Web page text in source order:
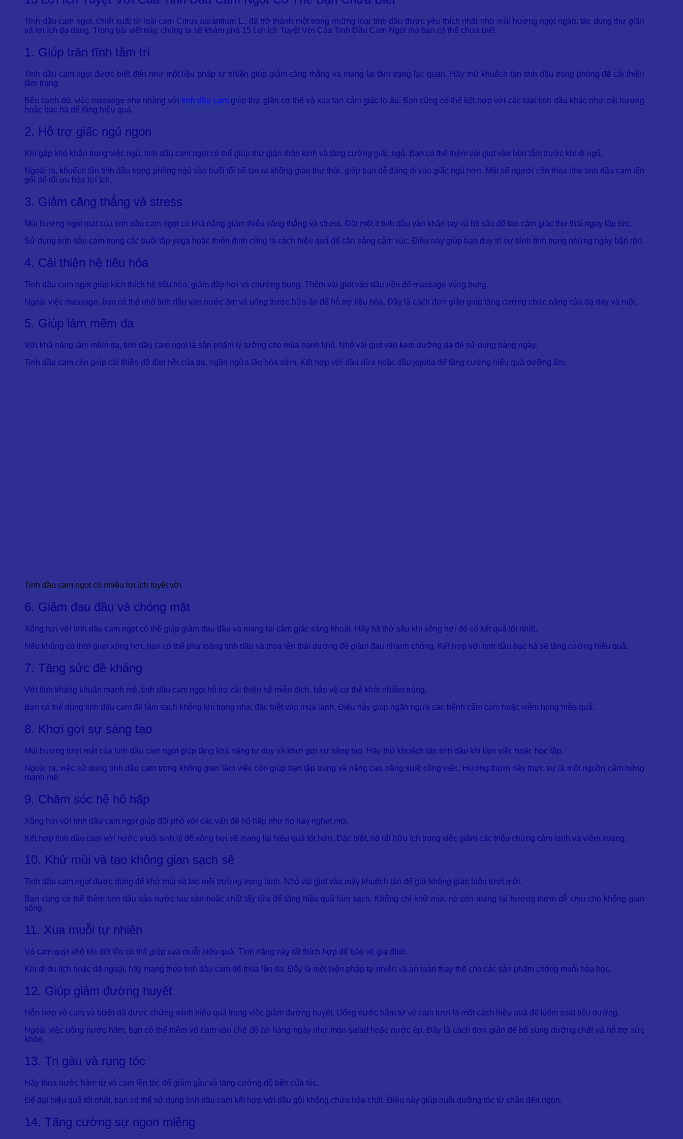
Tinh dầu cam ngọt, chiết xuất từ loài cam Citrus aurantium L., đã trở thành một trong những loại tinh dầu được yêu thích nhất nhờ mùi hương ngọt ngào, tác dụng thư giãn
và lợi ích đa dạng. Trong bài viết này, chúng ta sẽ khám phá 15 Lợi Ích Tuyệt Vời Của Tinh Dầu Cam Ngọt mà bạn có thể chưa biết.
1. Giúp trấn tĩnh tâm trí
Tinh dầu cam ngọt được biết đến như một liệu pháp tự nhiên giúp giảm căng thẳng và mang lại tâm trạng lạc quan. Hãy thử khuếch tán tinh dầu trong phòng để cải thiện
tâm trạng.
Bên cạnh đó, việc massage nhẹ nhàng với tinh dầu camgiúp thư giãn cơ thể và xua tan cảm giác lo âu. Bạn cũng có thể kết hợp với các loại tinh dầu khác như oải hương
hoặc bạc hà để tăng hiệu quả.
2. Hỗ trợ giấc ngủ ngon
Khi gặp khó khăn trong việc ngủ, tinh dầu cam ngọt có thể giúp thư giãn thần kinh và tăng cường giấc ngủ. Bạn có thể thêm vài giọt vào bồn tắm trước khi đi ngủ.
Ngoài ra, khuếch tán tinh dầu trong phòng ngủ vào buổi tối sẽ tạo ra không gian thư thái, giúp bạn dễ dàng đi vào giấc ngủ hơn. Một số người còn thoa nhẹ tinh dầu cam lên
gối để tối ưu hóa lợi ích.
3. Giảm căng thẳng và stress
Mùi hương ngọt mát của tinh dầu cam ngọt có khả năng giảm thiểu căng thẳng và stress. Đặt một ít tinh dầu vào khăn tay và hít sâu để tạo cảm giác thư thái ngay lập tức.
Sử dụng tinh dầu cam trong các buổi tập yoga hoặc thiền định cũng là cách hiệu quả để cân bằng cảm xúc. Điều này giúp bạn duy trì sự bình tĩnh trong những ngày bận rộn.
4. Cải thiện hệ tiêu hóa
Tinh dầu cam ngọt giúp kích thích hệ tiêu hóa, giảm đầy hơi và chướng bụng. Thêm vài giọt vào dầu nền để massage vùng bụng.
Ngoài việc massage, bạn có thể nhỏ tinh dầu vào nước ấm và uống trước bữa ăn để hỗ trợ tiêu hóa. Đây là cách đơn giản giúp tăng cường chức năng của dạ dày và ruột.
5. Giúp làm mềm da
Với khả năng làm mềm da, tinh dầu cam ngọt là sản phẩm lý tưởng cho mùa hanh khô. Nhỏ vài giọt vào kem dưỡng da để sử dụng hàng ngày.
Tinh dầu cam còn giúp cải thiện độ đàn hồi của da, ngăn ngừa lão hóa sớm. Kết hợp với dầu dừa hoặc dầu jojoba để tăng cường hiệu quả dưỡng ẩm.
Tinh dầu cam ngọt có nhiều lợi ích tuyệt vời
6. Giảm đau đầu và chóng mặt
Xông hơi với tinh dầu cam ngọt có thể giúp giảm đau đầu và mang lại cảm giác sảng khoái. Hãy hít thở sâu khi xông hơi để có kết quả tốt nhất.
Nếu không có thời gian xông hơi, bạn có thể pha loãng tinh dầu và thoa lên thái dương để giảm đau nhanh chóng. Kết hợp với tinh dầu bạc hà sẽ tăng cường hiệu quả.
7. Tăng sức đề kháng
Với tính kháng khuẩn mạnh mẽ, tinh dầu cam ngọt hỗ trợ cải thiện hệ miễn dịch, bảo vệ cơ thể khỏi nhiễm trùng.
Bạn có thể dùng tinh dầu cam để làm sạch không khí trong nhà, đặc biệt vào mùa lạnh. Điều này giúp ngăn ngừa các bệnh cảm cúm hoặc viêm họng hiệu quả.
8. Khơi gợi sự sáng tạo
Mùi hương tươi mát của tinh dầu cam ngọt giúp tăng khả năng tư duy và khơi gợi sự sáng tạo. Hãy thử khuếch tán tinh dầu khi làm việc hoặc học tập.
Ngoài ra, việc sử dụng tinh dầu cam trong không gian làm việc còn giúp bạn tập trung và nâng cao năng suất công việc. Hương thơm này thực sự là một nguồn cảm hứng
mạnh mẽ.
9. Chăm sóc hệ hô hấp
Xông hơi với tinh dầu cam ngọt giúp đối phó với các vấn đề hô hấp như ho hay nghẹt mũi.
Kết hợp tinh dầu cam với nước muối sinh lý để xông hơi sẽ mang lại hiệu quả tốt hơn. Đặc biệt, nó rất hữu ích trong việc giảm các triệu chứng cảm lạnh và viêm xoang.
10. Khử mùi và tạo không gian sạch sẽ
Tinh dầu cam ngọt được dùng để khử mùi và tạo môi trường trong lành. Nhỏ vài giọt vào máy khuếch tán để giữ không gian luôn tươi mới.
Bạn cũng có thể thêm tinh dầu vào nước lau sàn hoặc chất tẩy rửa để tăng hiệu quả làm sạch. Không chỉ khử mùi, nó còn mang lại hương thơm dễ chịu cho không gian
sống.
11. Xua muỗi tự nhiên
Vỏ cam quýt khô khi đốt lên có thể giúp xua muỗi hiệu quả. Tính năng này rất thích hợp để bảo vệ gia đình.
Khi đi du lịch hoặc dã ngoại, hãy mang theo tinh dầu cam để thoa lên da. Đây là một biện pháp tự nhiên và an toàn thay thế cho các sản phẩm chống muỗi hóa học.
12. Giúp giảm đường huyết
Hỗn hợp vỏ cam và bưởi đã được chứng minh hiệu quả trong việc giảm đường huyết. Uống nước hãm từ vỏ cam tươi là một cách hiệu quả để kiểm soát tiểu đường.
Ngoài việc uống nước hãm, bạn có thể thêm vỏ cam vào chế độ ăn hàng ngày như món salad hoặc nước ép. Đây là cách đơn giản để bổ sung dưỡng chất và hỗ trợ sức
khỏe.
13. Trị gàu và rụng tóc
Hãy thoa nước hãm từ vỏ cam lên tóc để giảm gàu và tăng cường độ bền của tóc.
Để đạt hiệu quả tốt nhất, bạn có thể sử dụng tinh dầu cam kết hợp với dầu gội không chứa hóa chất. Điều này giúp nuôi dưỡng tóc từ chân đến ngọn.
14. Tăng cường sự ngon miệng